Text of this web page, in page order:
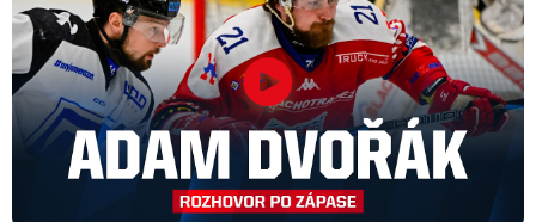
Náhradní termín 32. kola
Úterý 27. ledna |Utkání 32. kola v Písku, které se
mělo původně odehrát 31. ledna, bylo z důvodu
marodky Králůodloženo. Kluby se domluvily na
náhradním termínu, Bruslaři se s Pískem utkají
venkuv pondělí 16. února od 18:00.